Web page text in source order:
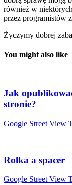
również w
przez programistów
Życzymy dobrej
You might also like
Jak
stronie?
Google Street View
Rolka a spacer
Google Street View